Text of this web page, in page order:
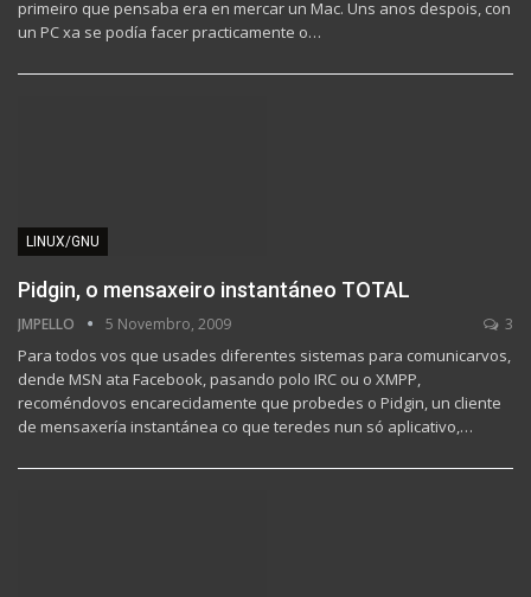
primeiro que pensaba era en mercar un Mac. Uns anos despois, con
un PC xa se podía facer practicamente o…
LINUX/GNU
Pidgin, o mensaxeiro instantáneo TOTAL
JMPELLO 5 Novembro, 2009 3
Para todos vos que usades diferentes sistemas para comunicarvos,
dende MSN ata Facebook, pasando polo IRC ou o XMPP,
recoméndovos encarecidamente que probedes o Pidgin, un cliente
de mensaxería instantánea co que teredes nun só aplicativo,…